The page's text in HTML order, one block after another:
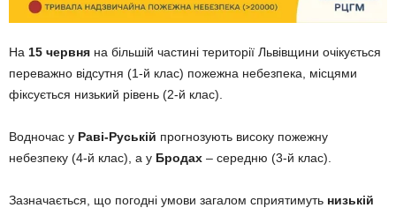
На 15 червня на більшій частині території Львівщини очікується
переважно відсутня (1-й клас) пожежна небезпека, місцями
фіксується низький рівень (2-й клас).
Водночас у Раві-Руській прогнозують високу пожежну
небезпеку (4-й клас), а у Бродах – середню (3-й клас).
Зазначається, що погодні умови загалом сприятимуть низькій